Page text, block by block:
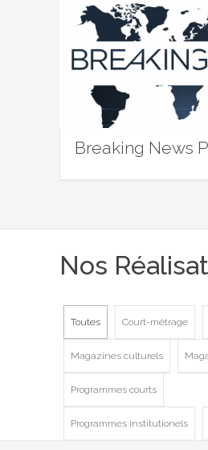
Breaking News
Nos
Toutes Court-métrage
Magazines culturels
Programmes courts
Programmes institutionels